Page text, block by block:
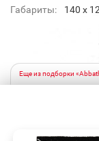
Габариты: 140 х
Еще из подборки